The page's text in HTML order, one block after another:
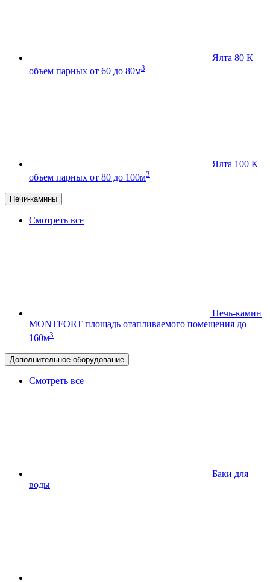
Ялта 80 К
объем парных от 60 до 80м3
Ялта 100 К
объем парных от 80 до 100м3
Печи-камины
Смотреть все
Печь-камин
MONTFORT площадь отапливаемого помещения до
160м3
Дополнительное оборудование
Смотреть все
Баки для
воды